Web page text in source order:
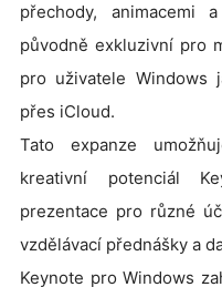
přechody, animacemi
původně exkluzivní pro
pro uživatele Windows
přes iCloud.
Tato expanze
kreativní potenciál
prezentace pro různé
vzdělávací přednášky a
Keynote pro Windows